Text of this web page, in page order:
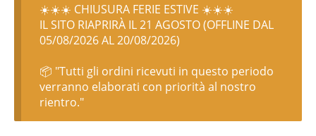
☀️☀️☀️ CHIUSURA FERIE ESTIVE ☀️☀️☀️
IL SITO RIAPRIRÀ IL 21 AGOSTO (OFFLINE DAL
05/08/2026 AL 20/08/2026)
📦 "Tutti gli ordini ricevuti in questo periodo
verranno elaborati con priorità al nostro
rientro."